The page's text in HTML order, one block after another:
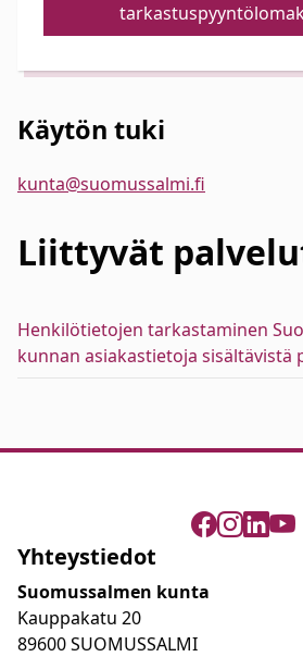
Käytön tuki
kunta@suomussalmi.fi
Liittyvät
Henkilötietojen tarkastaminen
kunnan asiakastietoja sisältävistä
Yhteystiedot
Suomussalmen kunta
Kauppakatu 20
89600 SUOMUSSALMI